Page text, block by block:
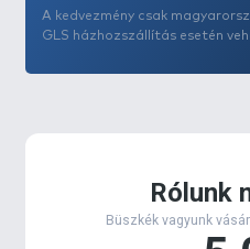
A kedvezmény csak
GLS házhozszállítás esetén